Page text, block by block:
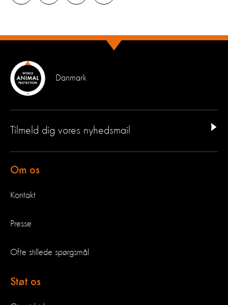
Danmark
Tilmeld dig vores nyhedsmail
Om os
Kontakt
Presse
Ofte stillede spørgsmål
Støt os